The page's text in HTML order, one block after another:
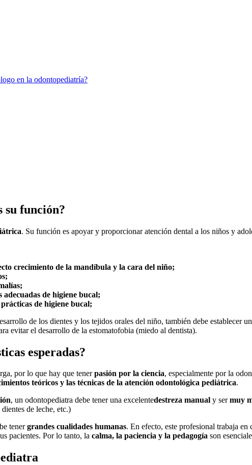
en la odontopediatría?
su función?
. Su función es apoyar y proporcionar atención dental a los niños y
crecimiento de la mandíbula y la cara del niño;
de higiene bucal;
de higiene bucal;
de los dientes y los tejidos orales del niño, también debe establecer
evitar el desarrollo de la estomatofobia (miedo al dentista).
esperadas?
por lo que hay que tenerpasión por la ciencia, especialmente por la
teóricos y las técnicas de la atención odontológica pediátrica.
, un odontopediatra debe tener una excelentedestreza manual y sermuy
de leche, etc.)
tenergrandes cualidades humanas. En efecto, este profesional trabaja
pacientes. Por lo tanto, la calma, la paciencia y la pedagogía son